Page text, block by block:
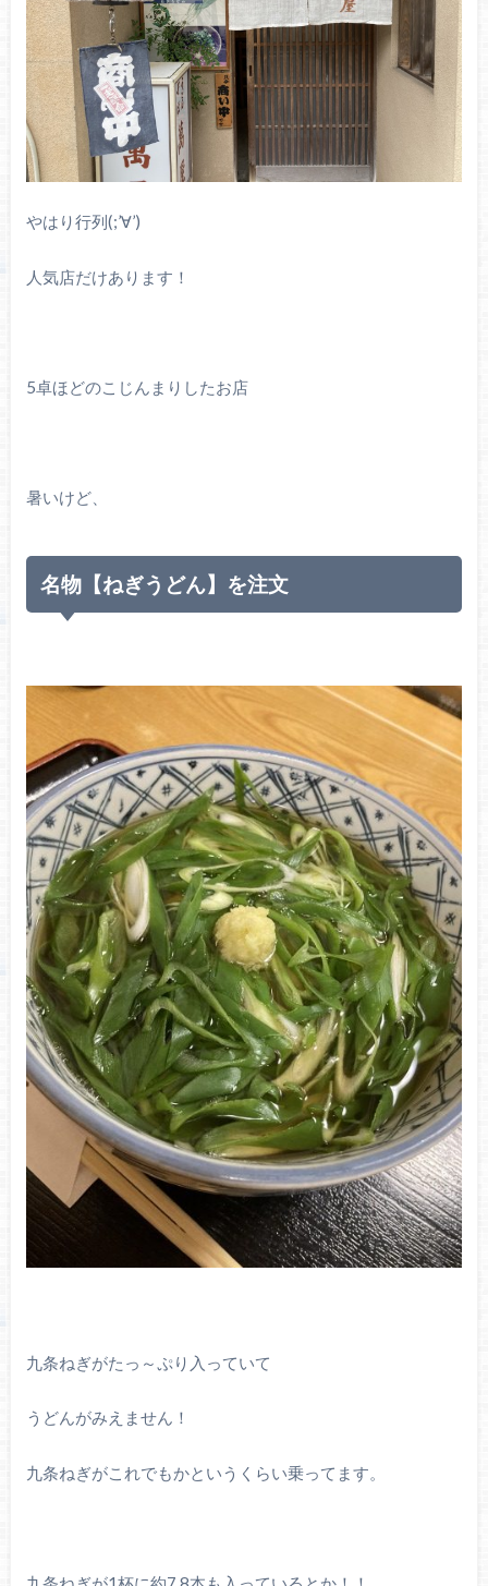
やはり行列(;’∀’)
人気店だけあります！
5卓ほどのこじんまりしたお店
暑いけど、
名物【ねぎうどん】を注文
九条ねぎがたっ～ぷり入っていて
うどんがみえません！
九条ねぎがこれでもかというくらい乗ってます。